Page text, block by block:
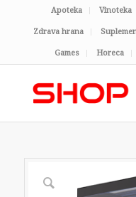
Apoteka Vinoteka
Zdrava hrana
Games Horeca